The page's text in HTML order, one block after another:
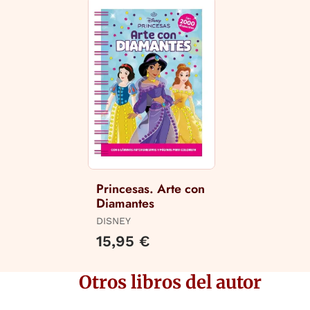
Princesas. Arte con
Diamantes
DISNEY
15,95 €
Otros libros del autor